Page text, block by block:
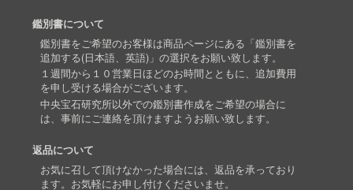
鑑別書について
鑑別書をご希望のお客様は商品ページにある「鑑別書を
追加する(日本語、英語)」の選択をお願い致します。
１週間から１０営業日ほどのお時間とともに、追加費用
を申し受ける場合がございます。
中央宝石研究所以外での鑑別書作成をご希望の場合に
は、事前にご連絡を頂けますようお願い致します。
返品について
お気に召して頂けなかった場合には、返品を承っており
ます。お気軽にお申し付けくださいませ。